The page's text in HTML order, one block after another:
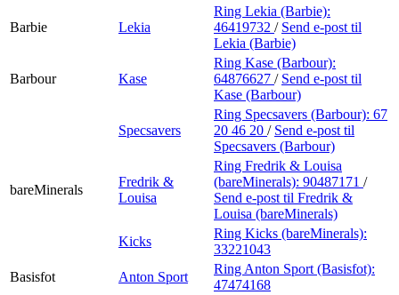
Barbie Lekia
Ring Lekia (Barbie):
46419732 / Send e-post til
Lekia (Barbie)
Barbour Kase
Ring Kase (Barbour):
64876627 / Send e-post til
Kase (Barbour)
Specsavers
Ring Specsavers (Barbour): 67
20 46 20 / Send e-post til
Specsavers (Barbour)
bareMinerals
Fredrik &
Louisa
Ring Fredrik & Louisa
(bareMinerals): 90487171 /
Send e-post til Fredrik &
Louisa (bareMinerals)
Kicks
Ring Kicks (bareMinerals):
33221043
Basisfot
Anton Sport
Ring Anton Sport (Basisfot):
47474168